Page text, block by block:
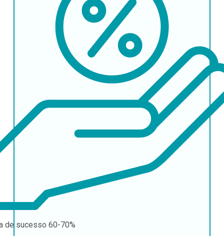
de sucesso 60-70%